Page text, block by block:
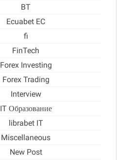
BT
Ecuabet EC
fi
FinTech
Forex Investing
Forex Trading
Interview
IT Образование
librabet IT
Miscellaneous
New Post